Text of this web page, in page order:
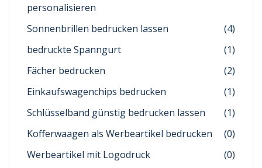
personalisieren
Sonnenbrillen bedrucken lassen
(4)
bedruckte Spanngurt
(1)
Fächer bedrucken
(2)
Einkaufswagenchips bedrucken
(1)
Schlüsselband günstig bedrucken lassen
(1)
Kofferwaagen als Werbeartikel bedrucken
(0)
Werbeartikel mit Logodruck
(0)